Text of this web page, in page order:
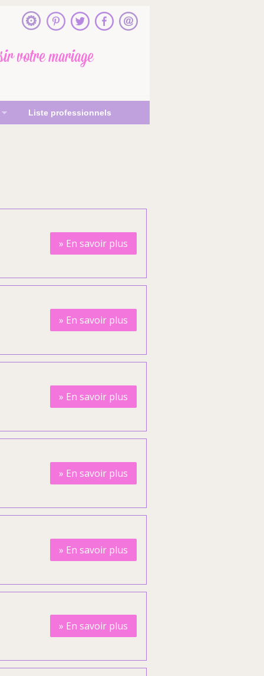
votre mariage
Liste professionnels
» En savoir plus
» En savoir plus
» En savoir plus
» En savoir plus
» En savoir plus
» En savoir plus